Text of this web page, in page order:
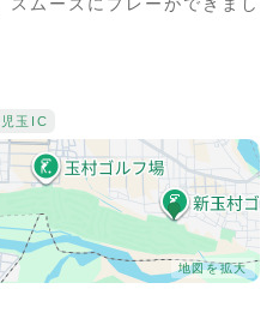
玉IC
地図を拡大